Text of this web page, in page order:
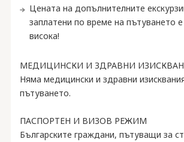
Цената на допълнителните
заплатени по време на пътуването
висока!
МЕДИЦИНСКИ И ЗДРАВНИ
Няма медицински и здравни
пътуването.
ПАСПОРТЕН И ВИЗОВ РЕЖИМ
Българските граждани, пътуващи за